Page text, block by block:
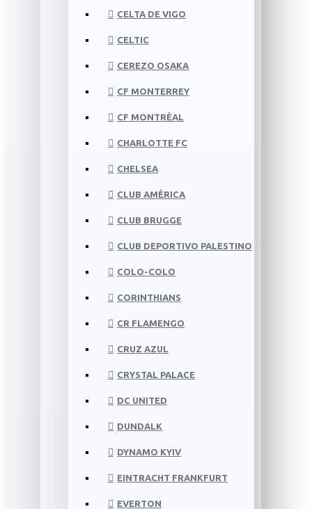
CELTA DE VIGO
CELTIC
CEREZO OSAKA
CF MONTERREY
CF MONTRÉAL
CHARLOTTE FC
CHELSEA
CLUB AMÉRICA
CLUB BRUGGE
CLUB DEPORTIVO PALESTINO
COLO-COLO
CORINTHIANS
CR FLAMENGO
CRUZ AZUL
CRYSTAL PALACE
DC UNITED
DUNDALK
DYNAMO KYIV
EINTRACHT FRANKFURT
EVERTON